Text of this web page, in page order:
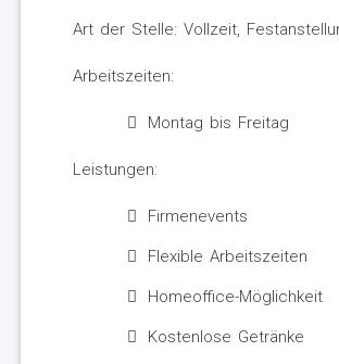
Art der Stelle: Vollzeit,
Arbeitszeiten:
Montag bis Freitag
Leistungen:
Firmenevents
Flexible Arbeitszeiten
Homeoffice-Möglichkeit
Kostenlose Getränke